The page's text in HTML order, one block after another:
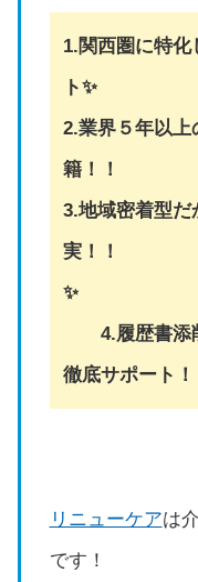
1.関西圏に特化
ト✨
2.業界５年以上
籍！！
3.地域密着型だ
実！！
4.履歴書添
徹底サポート！
リニューケアは
です！